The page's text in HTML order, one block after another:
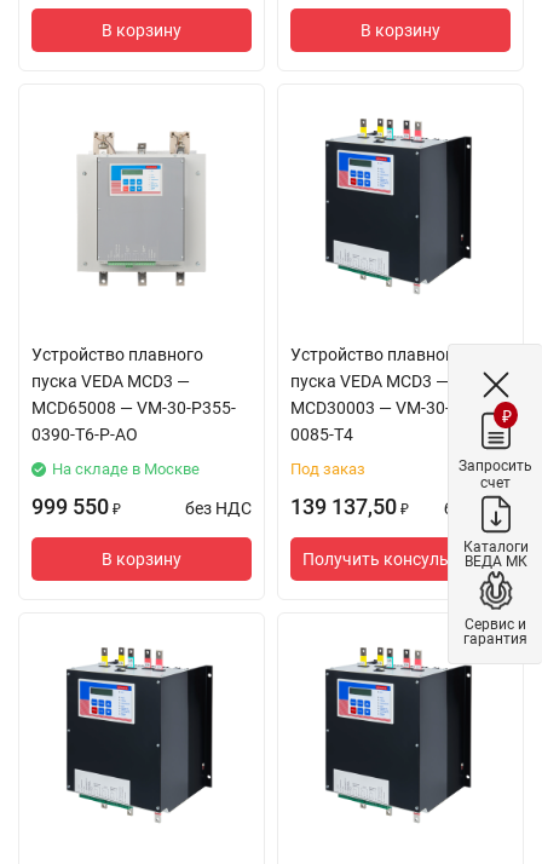
В корзину В корзину
Устройство плавного
пуска VEDA MCD3 —
MCD65008 — VM-30-P355-
0390-T6-P-AO
На складе в Москве
999 550 ₽ без НДС
В корзину
Устройство плавного
пуска VEDA MCD3 —
MCD30003 — VM-30-P45K-
0085-T4
Под заказ
139 137,50 ₽ без НДС
Получить консультацию
₽
Запросить
счет
Каталоги
ВЕДА МК
Сервис и
гарантия